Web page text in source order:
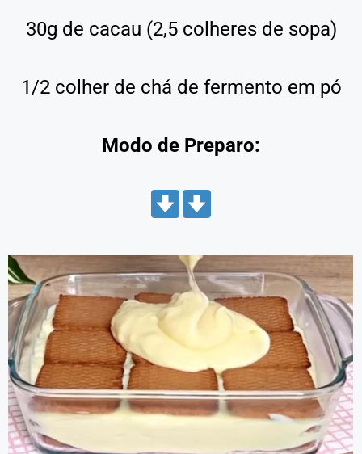
30g de cacau (2,5 colheres de sopa)
1/2 colher de chá de fermento em pó
Modo de Preparo: